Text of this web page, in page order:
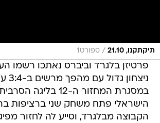
תיקתקנו, 21.10 / ספורט1
פרטיזן בלגרד וביברס נאתכו רשמו
במסגרת המחזור ה-12
הישראלי פתח משחק שני ברציפות